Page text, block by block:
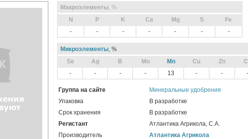
Макроэлементы, %
N
P K Ca Mg S
Fe
-
- - - - - -
Микроэлементы, %
Sе
Ag B Mo Mn Cu Zn
-
- - - 13 - - -
Группа на сайте
Минеральные удобрения
Упаковка
В разработке
Срок хранения
В разработке
Регистант
Атлантика Агрикола, С.А.
Производитель
Атлантика Агрикола